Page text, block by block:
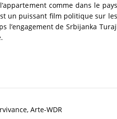
comme dans le
un puissant film politique sur
l’engagement de Srbijanka
Arte-WDR